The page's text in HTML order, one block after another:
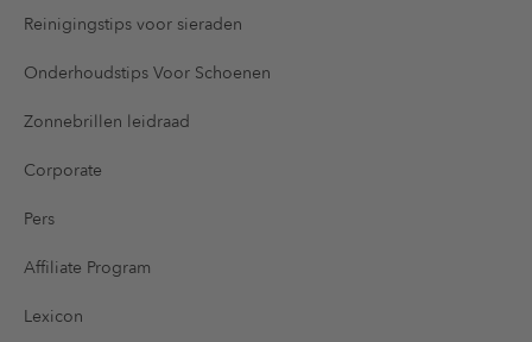
Reinigingstips voor sieraden
Onderhoudstips Voor Schoenen
Zonnebrillen leidraad
Corporate
Pers
Affiliate Program
Lexicon